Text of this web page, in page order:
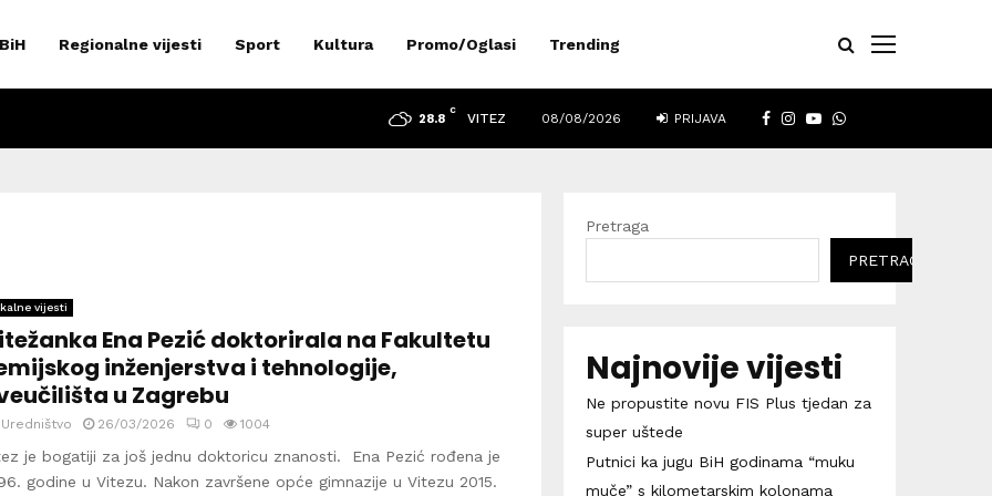
Regionalne vijesti Sport Kultura Promo/Oglasi Trending
FACEBOOK
INSTAGRAM
YOUTUBE
WHATSAPP
28.8
C
VITEZ 08/08/2026 PRIJAVA
vijesti
Ena Pezić doktorirala na Fakultetu
inženjerstva i tehnologije,
u Zagrebu
Uredništvo 26/03/2026 0 1004
je bogatiji za još jednu doktoricu znanosti. Ena Pezić rođena je
godine u Vitezu. Nakon završene opće gimnazije u Vitezu 2015.
Pretraga
PRETRAGA
Najnovije vijesti
Ne propustite novu FIS Plus tjedan za
super uštede
Putnici ka jugu BiH godinama “muku
muče” s kilometarskim kolonama